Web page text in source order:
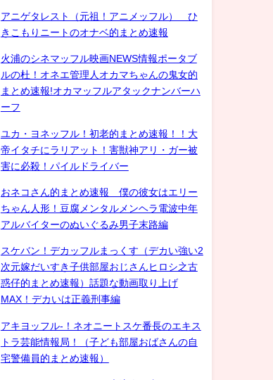
アニゲタレスト（元祖！アニメッフル） ひ
きこもりニートのオナベ的まとめ速報
火浦のシネマッフル映画NEWS情報ポータブ
ルの杜！オネエ管理人オカマちゃんの鬼女的
まとめ速報!オカマッフルアタックナンバーハ
ーフ
ユカ・ヨネッフル！初老的まとめ速報！！大
帝イタチにラリアット！害獣神アリ・ガー被
害に必殺！パイルドライバー
おネコさん的まとめ速報 僕の彼女はエリー
ちゃん人形！豆腐メンタルメンヘラ電波中年
アルバイターのぬいぐるみ男子末路編
スケバン！デカッフルまっくす（デカい強い2
次元嫁だいすき子供部屋おじさんヒロシ之古
惑仔的まとめ速報）話題な動画取り上げ
MAX！デカいは正義刑事編
アキヨッフル-！ネオニートスケ番長のエキス
トラ芸能情報局！（子ども部屋おばさんの自
宅警備員的まとめ速報）